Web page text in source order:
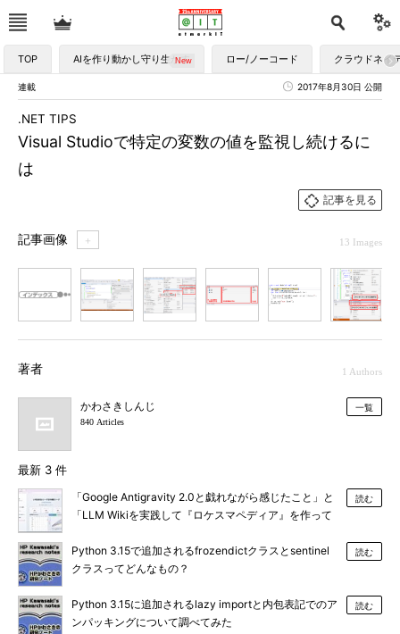
TOP AIを作り動かし守り生かす ロー/ノーコード クラウドネイ
連載 2017年8月30日 公開
Visual Studioで特定の変数の値を監視し続けるに
は
.NET TIPS
記事を見る
記事画像 ＋ 13 Images
著者 1 Authors
かわさきしんじ
840 Articles
一覧
最新 3 件
「Google Antigravity 2.0と戯れながら感じたこと」と
「LLM Wikiを実践して『ロケスマペディア』を作って
読む
Python 3.15で追加されるfrozendictクラスとsentinel
クラスってどんなもの？
読む
Python 3.15に追加されるlazy importと内包表記でのア
ンパッキングについて調べてみた
読む